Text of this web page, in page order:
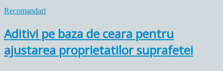
Recomandari
Aditivi pe baza de ceara pentru
ajustarea proprietatilor suprafetei